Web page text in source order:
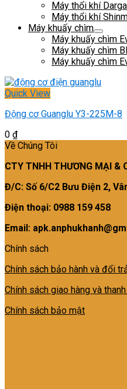
Máy thổi khí
Máy thổi khí
Máy khuấy chìm
Máy khuấy chìm
Máy khuấy chìm
Máy khuấy chìm
Quick View
Động cơ Guanglu Y3-225M-8
0 ₫
Về Chúng Tôi
CTY TNHH THƯƠNG MẠI &
Đ/C: Số 6/C2 Bưu Điện 2,
Điện thoại: 0988 159 458
Email:
Chính sách
Chính sách bảo hành và đổi
Chính sách giao hàng và
Chính sách bảo mật